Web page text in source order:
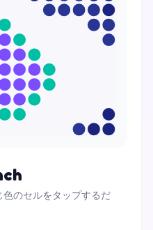
のセルをタップするだ